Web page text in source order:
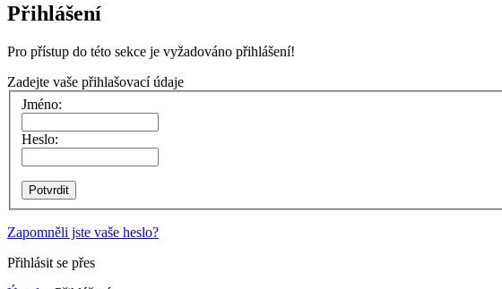
Přihlášení
Pro přístup do této sekce je vyžadováno přihlášení!
Zadejte vaše přihlašovací údaje
Jméno:
Heslo:
Zapomněli jste vaše heslo?
Přihlásit se přes